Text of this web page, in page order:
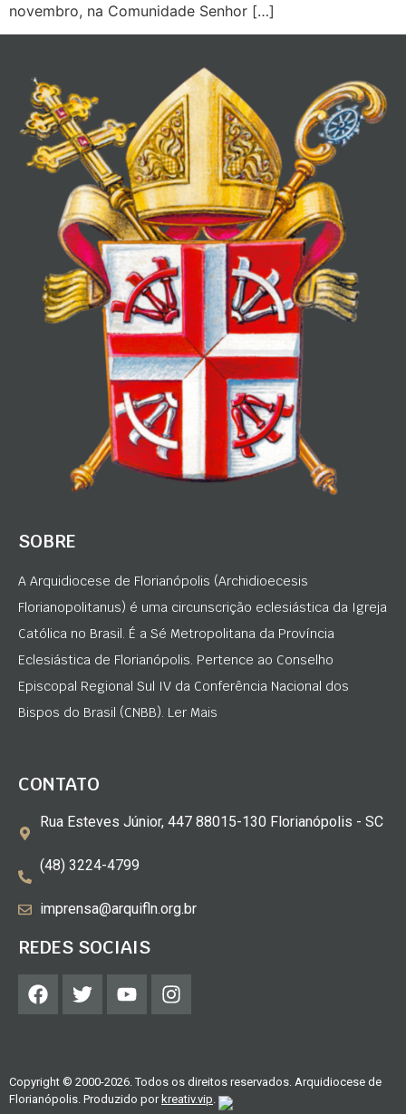
novembro, na Comunidade Senhor […]
SOBRE
A Arquidiocese de Florianópolis (Archidioecesis
Florianopolitanus) é uma circunscrição eclesiástica da Igreja
Católica no Brasil. É a Sé Metropolitana da Província
Eclesiástica de Florianópolis. Pertence ao Conselho
Episcopal Regional Sul IV da Conferência Nacional dos
Bispos do Brasil (CNBB). Ler Mais
CONTATO
Rua Esteves Júnior, 447 88015-130 Florianópolis - SC
(48) 3224-4799
imprensa@arquifln.org.br
REDES SOCIAIS
Copyright © 2000-2026. Todos os direitos reservados. Arquidiocese de
Florianópolis. Produzido por kreativ.vip.